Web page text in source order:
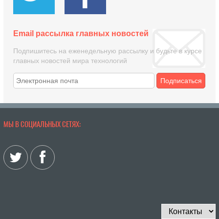
Email рассылка главных новостей
Подпишитесь на еженедельную рассылку и будьте в курсе
главных новостей мира технологий
Подписаться
МЫ В СОЦИАЛЬНЫХ СЕТЯХ: